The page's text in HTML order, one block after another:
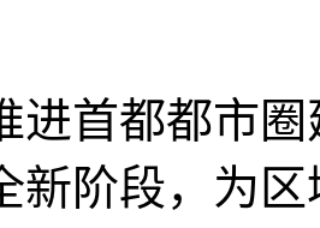
首都都市圈
新阶段，为